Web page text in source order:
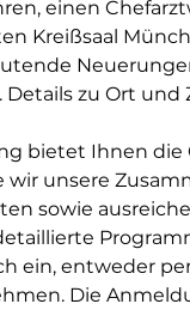
einen
Kreißsaal
zu Ort
bietet Ihnen
unsere
sowie
ein, entweder
Die